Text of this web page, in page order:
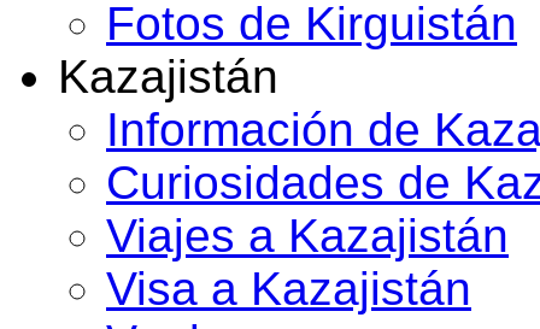
Fotos de Kirguistán
Kazajistán
Información de
Curiosidades de
Viajes a Kazajistán
Visa a Kazajistán